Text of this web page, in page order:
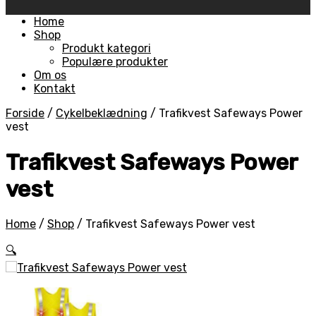
Skip
Home
Shop
Produkt kategori
Populære produkter
Om os
Kontakt
Forside / Cykelbeklædning / Trafikvest Safeways Power
vest
Trafikvest Safeways Power
vest
Home / Shop / Trafikvest Safeways Power vest
🔍